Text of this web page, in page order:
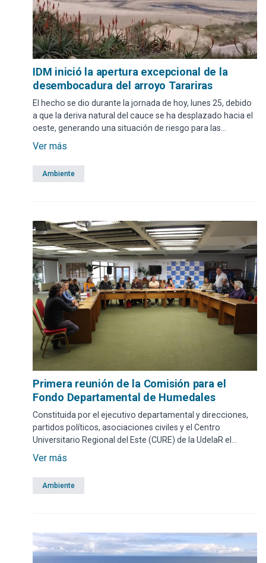
IDM inició la apertura excepcional de la
desembocadura del arroyo Tarariras
El hecho se dio durante la jornada de hoy, lunes 25, debido
a que la deriva natural del cauce se ha desplazado hacia el
oeste, generando una situación de riesgo para las
construcciones existentes en la zona.
Ver más
Ambiente
Primera reunión de la Comisión para el
Fondo Departamental de Humedales
Constituida por el ejecutivo departamental y direcciones,
partidos políticos, asociaciones civiles y el Centro
Universitario Regional del Este (CURE) de la UdelaR el
encuentro tuvo lugar este jueves en el 5to piso de la IDM
Ver más
Ambiente